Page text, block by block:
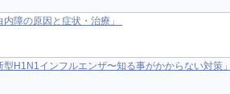
障の原因と症状・治療」
H1N1インフルエンザ〜知る事がかからない対策」